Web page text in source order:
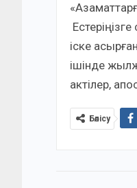
іске
ішінде
актілер,
Бөлісу